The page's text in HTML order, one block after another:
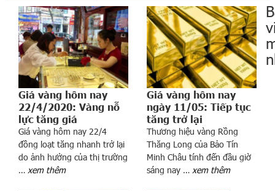
Giá vàng hôm nay
22/4/2020: Vàng nỗ
lực tăng giá
Giá vàng hôm nay 22/4
đồng loạt tăng nhanh trở lại
do ảnh hưởng của thị trường
… xem thêm
Giá vàng hôm nay
ngày 11/05: Tiếp tục
tăng trở lại
Thương hiệu vàng Rồng
Thăng Long của Bảo Tín
Minh Châu tính đến đầu giờ
sáng nay … xem thêm